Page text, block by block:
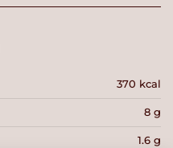
370 kcal
8 g
1.6 g